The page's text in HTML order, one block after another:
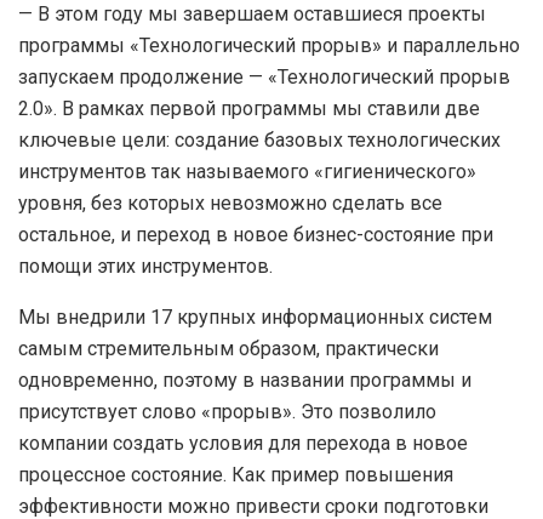
— В этом году мы завершаем оставшиеся проекты
программы «Технологический прорыв» и параллельно
запускаем продолжение — «Технологический прорыв
2.0». В рамках первой программы мы ставили две
ключевые цели: создание базовых технологических
инструментов так называемого «гигиенического»
уровня, без которых невозможно сделать все
остальное, и переход в новое бизнес-состояние при
помощи этих инструментов.
Мы внедрили 17 крупных информационных систем
самым стремительным образом, практически
одновременно, поэтому в названии программы и
присутствует слово «прорыв». Это позволило
компании создать условия для перехода в новое
процессное состояние. Как пример повышения
эффективности можно привести сроки подготовки